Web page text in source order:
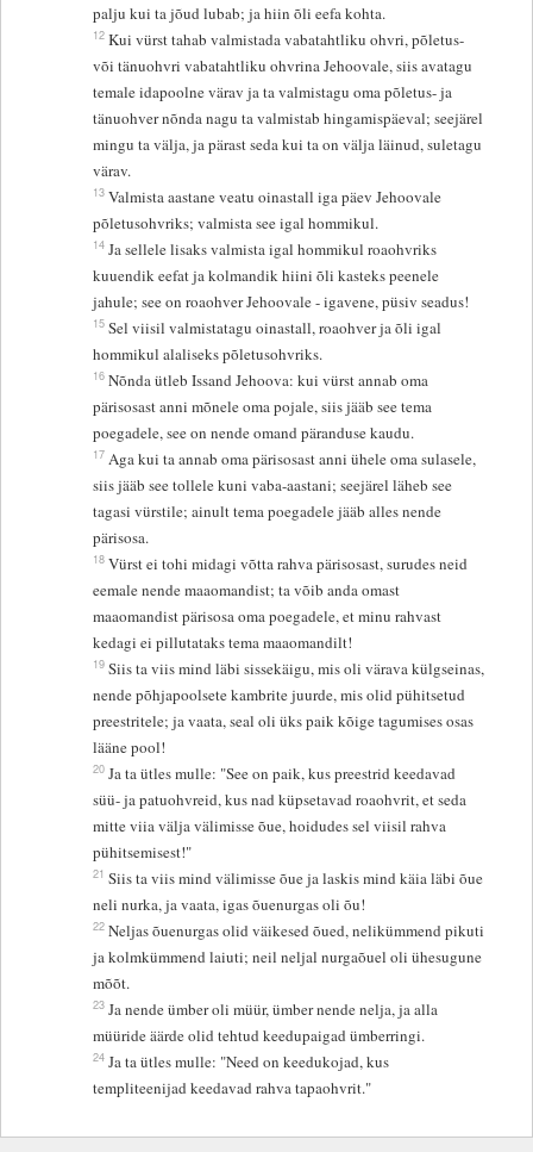
palju kui ta jõud lubab; ja hiin õli eefa kohta.
12 Kui vürst tahab valmistada vabatahtliku ohvri, põletus-
või tänuohvri vabatahtliku ohvrina Jehoovale, siis avatagu
temale idapoolne värav ja ta valmistagu oma põletus- ja
tänuohver nõnda nagu ta valmistab hingamispäeval; seejärel
mingu ta välja, ja pärast seda kui ta on välja läinud, suletagu
värav.
13 Valmista aastane veatu oinastall iga päev Jehoovale
põletusohvriks; valmista see igal hommikul.
14 Ja sellele lisaks valmista igal hommikul roaohvriks
kuuendik eefat ja kolmandik hiini õli kasteks peenele
jahule; see on roaohver Jehoovale - igavene, püsiv seadus!
15 Sel viisil valmistatagu oinastall, roaohver ja õli igal
hommikul alaliseks põletusohvriks.
16 Nõnda ütleb Issand Jehoova: kui vürst annab oma
pärisosast anni mõnele oma pojale, siis jääb see tema
poegadele, see on nende omand päranduse kaudu.
17 Aga kui ta annab oma pärisosast anni ühele oma sulasele,
siis jääb see tollele kuni vaba-aastani; seejärel läheb see
tagasi vürstile; ainult tema poegadele jääb alles nende
pärisosa.
18 Vürst ei tohi midagi võtta rahva pärisosast, surudes neid
eemale nende maaomandist; ta võib anda omast
maaomandist pärisosa oma poegadele, et minu rahvast
kedagi ei pillutataks tema maaomandilt!
19 Siis ta viis mind läbi sissekäigu, mis oli värava külgseinas,
nende põhjapoolsete kambrite juurde, mis olid pühitsetud
preestritele; ja vaata, seal oli üks paik kõige tagumises osas
lääne pool!
20 Ja ta ütles mulle: "See on paik, kus preestrid keedavad
süü- ja patuohvreid, kus nad küpsetavad roaohvrit, et seda
mitte viia välja välimisse õue, hoidudes sel viisil rahva
pühitsemisest!"
21 Siis ta viis mind välimisse õue ja laskis mind käia läbi õue
neli nurka, ja vaata, igas õuenurgas oli õu!
22 Neljas õuenurgas olid väikesed õued, nelikümmend pikuti
ja kolmkümmend laiuti; neil neljal nurgaõuel oli ühesugune
mõõt.
23 Ja nende ümber oli müür, ümber nende nelja, ja alla
müüride äärde olid tehtud keedupaigad ümberringi.
24 Ja ta ütles mulle: "Need on keedukojad, kus
templiteenijad keedavad rahva tapaohvrit."